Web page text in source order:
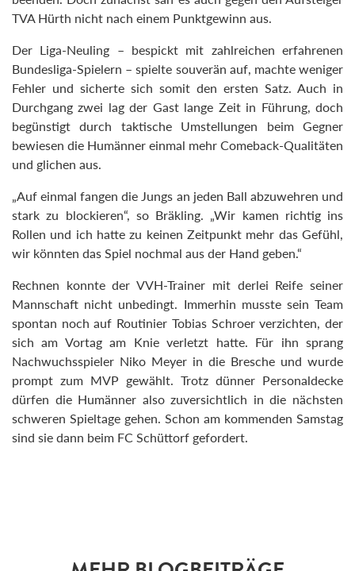
TVA Hürth nicht nach einem Punktgewinn aus.
Der Liga-Neuling – bespickt mit zahlreichen erfahrenen
Bundesliga-Spielern – spielte souverän auf, machte weniger
Fehler und sicherte sich somit den ersten Satz. Auch in
Durchgang zwei lag der Gast lange Zeit in Führung, doch
begünstigt durch taktische Umstellungen beim Gegner
bewiesen die Humänner einmal mehr Comeback-Qualitäten
und glichen aus.
„Auf einmal fangen die Jungs an jeden Ball abzuwehren und
stark zu blockieren“, so Bräkling. „Wir kamen richtig ins
Rollen und ich hatte zu keinen Zeitpunkt mehr das Gefühl,
wir könnten das Spiel nochmal aus der Hand geben.“
Rechnen konnte der VVH-Trainer mit derlei Reife seiner
Mannschaft nicht unbedingt. Immerhin musste sein Team
spontan noch auf Routinier Tobias Schroer verzichten, der
sich am Vortag am Knie verletzt hatte. Für ihn sprang
Nachwuchsspieler Niko Meyer in die Bresche und wurde
prompt zum MVP gewählt. Trotz dünner Personaldecke
dürfen die Humänner also zuversichtlich in die nächsten
schweren Spieltage gehen. Schon am kommenden Samstag
sind sie dann beim FC Schüttorf gefordert.